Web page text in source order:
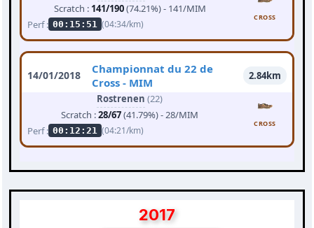
Scratch : 141/190(74.21%) - 141/MIM
Perf : 00:15:51 (04:34/km)
CROSS
14/01/2018
Championnat du 22 de
Cross - MIM
2.84km
Rostrenen (22)
Scratch :28/67(41.79%) - 28/MIM
Perf : 00:12:21 (04:21/km)
CROSS
2017